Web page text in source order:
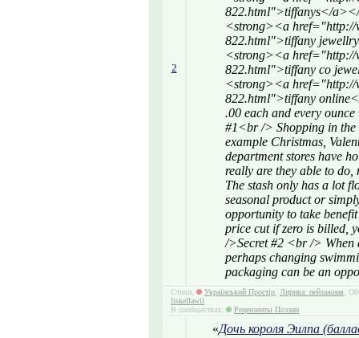
2
822.html">tiffanys</
<strong><a href="http://
822.html">tiffany
<strong><a href="http://
822.html">tiffany co
<strong><a href="http://
822.html">tiffany
.00 each and every
#1<br /> Shopping in
example Christmas,
department stores have
really are they able to
The stash only has a lot
seasonal product or
opportunity to take
price cut if zero is billed,
/>Secret #2 <br /> When
perhaps changing
packaging can be an
Стихи, Український Простір Лирика: пейзажная ,
liskellawil
В сообществах:
Рецензенты Поэзии
«Дочь короля Эилпа